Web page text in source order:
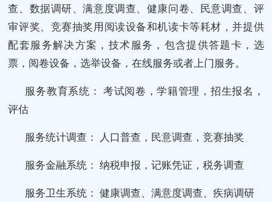
查、数据调研、满意度调查、健康问卷、民意调查、评
审评奖、竞赛抽奖用阅读设备和机读卡等耗材，并提供
配套服务解决方案，技术服务，包含提供答题卡，选
票，阅卷设备，选举设备，在线服务或者上门服务。
服务教育系统： 考试阅卷，学籍管理，招生报名，
评估
服务统计调查： 人口普查，民意调查，竞赛抽奖
服务金融系统： 纳税申报，记账凭证，税务调查
服务卫生系统： 健康调查、满意度调查、疾病调研